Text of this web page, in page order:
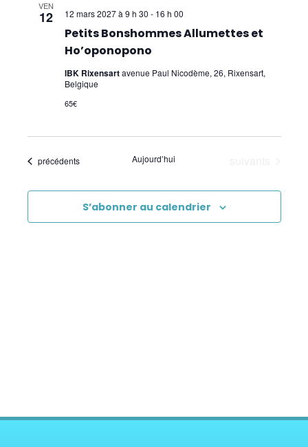
VEN
12
Petits Bonshommes Allumettes et
Ho’oponopono
12 mars 2027 à 9 h 30 - 16 h 00
IBK Rixensartavenue Paul Nicodème, 26, Rixensart,
Belgique
65€
Évènements
précédents Aujourd’hui
S’abonner au calendrier